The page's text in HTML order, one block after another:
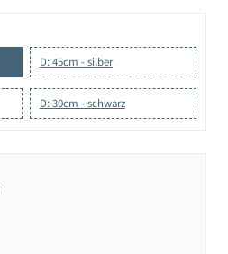
D: 45cm - silber
D: 30cm - schwarz